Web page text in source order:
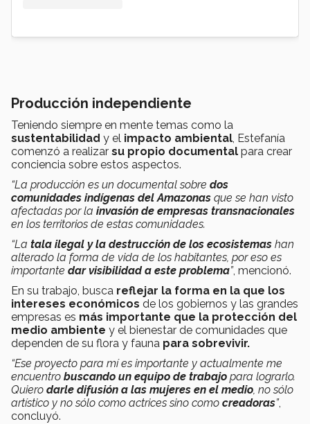
Producción independiente
Teniendo siempre en mente temas como la
sustentabilidad y el impacto ambiental, Estefanía
comenzó a realizar su propio documental para crear
conciencia sobre estos aspectos.
“La producción es un documental sobre dos
comunidades indígenas del Amazonas que se han visto
afectadas por la invasión de empresas transnacionales
en los territorios de estas comunidades.
“La tala ilegal y la destrucción de los ecosistemas han
alterado la forma de vida de los habitantes, por eso es
importante dar visibilidad a este problema”, mencionó.
En su trabajo, busca reflejar la forma en la que los
intereses económicos de los gobiernos y las grandes
empresas es más importante que la protección del
medio ambiente y el bienestar de comunidades que
dependen de su flora y fauna para sobrevivir.
“Ese proyecto para mí es importante y actualmente me
encuentro buscando un equipo de trabajo para lograrlo.
Quiero darle difusión a las mujeres en el medio, no sólo
artístico y no sólo como actrices sino como creadoras”,
concluyó.